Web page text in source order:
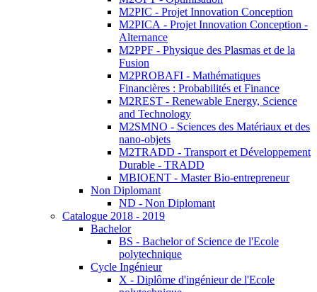
M2PIC - Projet Innovation Conception
M2PICA - Projet Innovation Conception -
Alternance
M2PPF - Physique des Plasmas et de la
Fusion
M2PROBAFI - Mathématiques
Financières : Probabilités et Finance
M2REST - Renewable Energy, Science
and Technology
M2SMNO - Sciences des Matériaux et des
nano-objets
M2TRADD - Transport et Développement
Durable - TRADD
MBIOENT - Master Bio-entrepreneur
Non Diplomant
ND - Non Diplomant
Catalogue 2018 - 2019
Bachelor
BS - Bachelor of Science de l'Ecole
polytechnique
Cycle Ingénieur
X - Diplôme d'ingénieur de l'Ecole